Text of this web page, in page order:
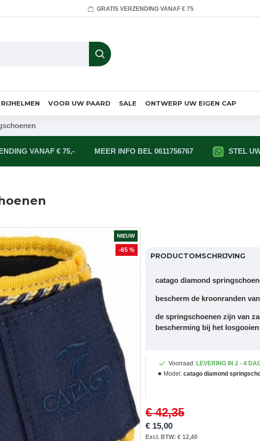
GRATIS VERZENDING VANAF € 75
RIJHELMEN VOOR UW PAARD SALE ONTWERP UW EIGEN CAP
VANAF € 75,- MEER INFO BEL 0611756767 STEL
NIEUW
-65 %
PRODUCTOMSCHRIJVING
catago diamond
bescherm de kroonranden
de springschoenen zijn van
bescherming bij het
Voorraad: LEVERING IN 2 - 4
Model: catago diamond
€ 15,00
€ 42,35
Excl. BTW: € 12,40